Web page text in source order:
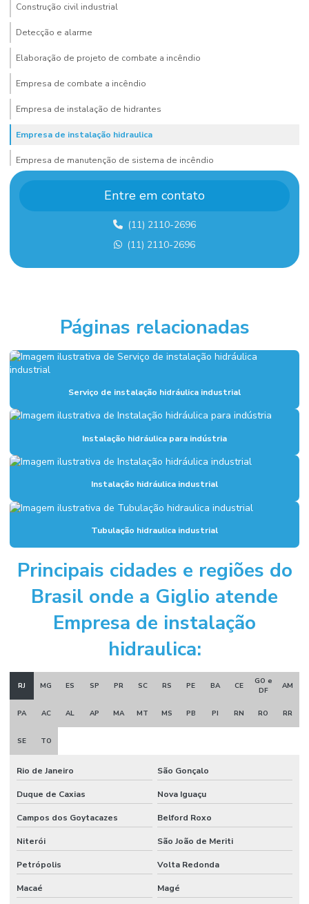
Construção civil industrial
Detecção e alarme
Elaboração de projeto de combate a incêndio
Empresa de combate a incêndio
Empresa de instalação de hidrantes
Empresa de instalação hidraulica
Empresa de manutenção de sistema de incêndio
Empresa de montagem de estrutura metalica
Empresa de montagem industrial
Empresa de projeto de combate a incêndio
Execução de fundação industrial
Fundações industriais
Inspeção sistema de combate a incêndio
Instalação de alarme de incêndio
Instalação de combate a incêndio
Instalação de hidrantes
Instalação hidráulica para indústria
Instalação de sistema de combate a incêndio
Instalação de sistema de hidrantes
Instalação de sistema de incêndio
Manutenção sistema de alarme de incêndio
Manutenção sistema de incêndio
Obra civil industrial
Orçamento projeto de combate a incêndio
Porta corta fogo industrial
Porta corta fogo orçamento
Projeto de alarme de incêndio
Projeto para aprovação corpo de bombeiros
Entre em contato
(11) 2110-2696
(11) 2110-2696
Páginas relacionadas
Serviço de instalação hidráulica industrial
Instalação hidráulica para indústria
Instalação hidráulica industrial
Tubulação hidraulica industrial
Principais cidades e regiões do
Brasil onde a Giglio atende
Empresa de instalação
hidraulica:
RJ MG ES SP PR SC RS PE BA CE
GO e
DF
AM
PA AC AL AP MA MT MS PB PI RN RO RR
SE TO
Rio de Janeiro São Gonçalo
Duque de Caxias Nova Iguaçu
Campos dos Goytacazes Belford Roxo
Niterói São João de Meriti
Petrópolis Volta Redonda
Macaé Magé